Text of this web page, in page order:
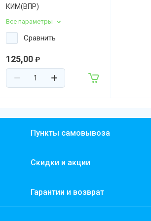
КИМ(ВПР)
Все параметры
Сравнить
125,00 ₽
Пункты самовывоза
Скидки и акции
Гарантии и возврат